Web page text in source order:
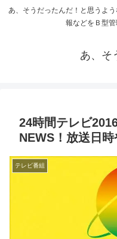
あ、そうだったんだ！と思うよ
報などをＢ型
あ、そ
24時間テレビ
NEWS！放送日
テレビ番組